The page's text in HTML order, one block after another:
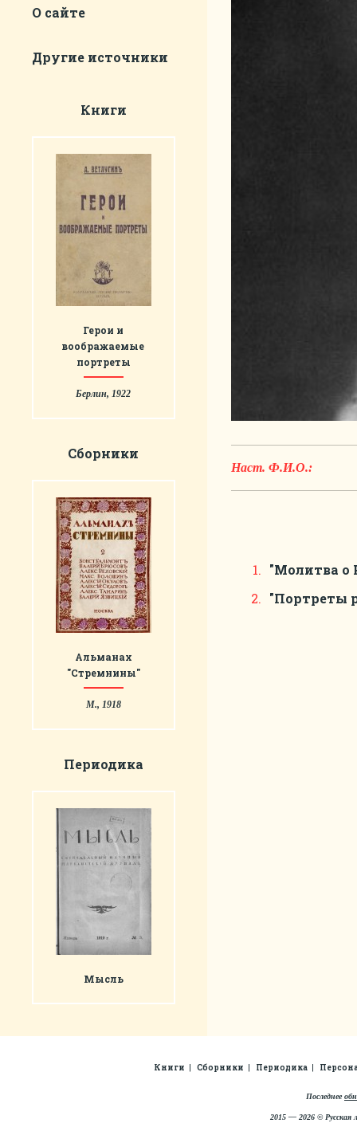
О сайте
Другие источники
Книги
Герои и
воображаемые
портреты
Берлин, 1922
Сборники
Альманах
"Стремнины"
М., 1918
Периодика
Мысль
Наст. Ф.И.О.:
"Молитва о
"Портреты
Книги Сборники Периодика
Последнее
2015 — 2026 © Русская